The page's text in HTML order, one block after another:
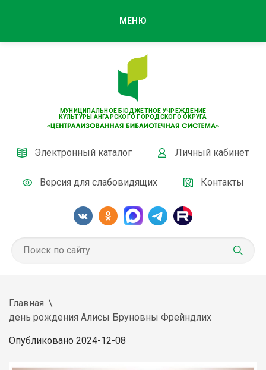
МУНИЦИПАЛЬНОЕ БЮДЖЕТНОЕ УЧРЕЖДЕНИЕ
КУЛЬТУРЫ АНГАРСКОГО ГОРОДСКОГО ОКРУГА
Электронный каталог Личный кабинет
Версия для слабовидящих Контакты
МЕНЮ
Главная
день рождения Алисы Бруновны Фрейндлих
Опубликовано 2024-12-08